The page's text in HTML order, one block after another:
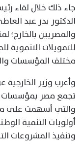
جاء ذلك خلال لقاء
الدكتور بدر عبد
والمصريين بالخارج؛
للتمويلات التنموية
مختلف المؤسسات
وأعرب وزير الخارجية
تجمع مصر بمؤسسات
والتي أسهمت على
أولويات التنمية
وتنفيذ المشروعات